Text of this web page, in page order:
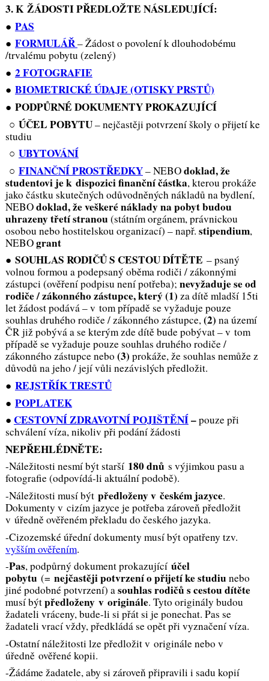
3. K ŽÁDOSTI PŘEDLOŽTE NÁSLEDUJÍCÍ:
● PAS
● FORMULÁŘ– Žádost o povolení k dlouhodobému
/trvalému pobytu (zelený)
● 2 FOTOGRAFIE
● BIOMETRICKÉ ÚDAJE (OTISKY PRSTŮ)
● PODPŮRNÉ DOKUMENTY PROKAZUJÍCÍ
○ ÚČEL POBYTU– nejčastěji potvrzení školy o přijetí ke
studiu
○ UBYTOVÁNÍ
○ FINANČNÍ PROSTŘEDKY–NEBOdoklad, že
studentovi je k dispozici finanční částka, kterou prokáže
jako částku skutečných odůvodněných nákladů na bydlení,
NEBOdoklad,že veškeré náklady na pobytbudou
uhrazeny třetí stranou(státním orgánem, právnickou
osobou nebo hostitelskou organizací) – např. stipendium,
NEBOgrant
● SOUHLAS RODIČŮ S CESTOU DÍTĚTE –psaný
volnou formou a podepsaný oběma rodiči / zákonnými
zástupci (ověření podpisu není potřeba); nevyžaduje se od
rodiče / zákonného zástupce, který(1) za dítě mladší 15ti
let žádost podává – v tom případě se vyžaduje pouze
souhlas druhého rodiče / zákonného zástupce,(2) na území
ČR již pobývá a se kterým zde dítě bude pobývat – v tom
případě se vyžaduje pouze souhlas druhého rodiče /
zákonného zástupce nebo (3) prokáže, že souhlas nemůže z
důvodů na jeho / její vůli nezávislých předložit.
● REJSTŘÍK TRESTŮ
● POPLATEK
● CESTOVNÍ ZDRAVOTNÍ POJIŠTĚNÍ–pouze při
schválení víza, nikoliv při podání žádosti
NEPŘEHLÉDNĚTE:
-Náležitosti nesmí být starší 180 dnůs výjimkou pasu a
fotografie (odpovídá-li aktuální podobě).
-Náležitosti musí být předloženy v českém jazyce.
Dokumenty v cizím jazyce je potřeba zároveň předložit
v úředně ověřeném překladu do českého jazyka.
-Cizozemské úřední dokumenty musí být opatřeny tzv.
vyšším ověřením.
-Pas, podpůrný dokument prokazující účel
pobytu (= nejčastěji potvrzení o přijetí ke studiunebo
jiné podobné potvrzení) asouhlas rodičů s cestou dítěte
musí býtpředloženy v originále. Tyto originály budou
žadateli vráceny, bude-li si přát si je ponechat. Pas se
žadateli vrací vždy, předkládá se opět při vyznačení víza.
-Ostatní náležitosti lze předložit v originále nebo v
úředně ověřené kopii.
-Žádáme žadatele, aby si zároveň připravili i sadu kopií